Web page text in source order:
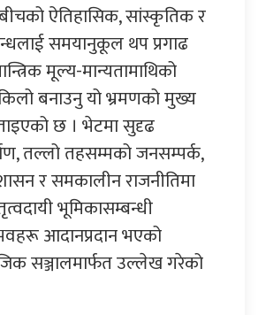
ऐतिहासिक, सांस्कृतिक र
समयानुकूल थप प्रगाढ
मूल्य-मान्यतामाथिको
बनाउनु यो भ्रमणको मुख्य
छ । भेटमा सुदृढ
तल्लो तहसम्मको जनसम्पर्क,
र समकालीन राजनीतिमा
भूमिकासम्बन्धी
आदानप्रदान भएको
सञ्जालमार्फत उल्लेख गरेको